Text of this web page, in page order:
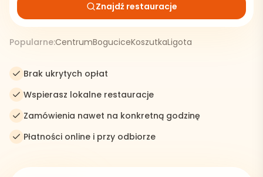
Znajdź restauracje
Popularne:CentrumBoguciceKoszutkaLigota
Brak ukrytych opłat
Wspierasz lokalne restauracje
Zamówienia nawet na konkretną godzinę
Płatności online i przy odbiorze